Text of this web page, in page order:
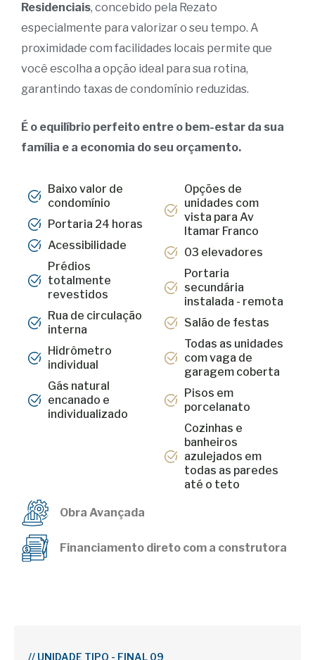
Residenciais, concebido pela Rezato
especialmente para valorizar o seu tempo. A
proximidade com facilidades locais permite que
você escolha a opção ideal para sua rotina,
garantindo taxas de condomínio reduzidas.
É o equilíbrio perfeito entre o bem-estar da sua
família e a economia do seu orçamento.
Baixo valor de
condomínio
Portaria 24 horas
Acessibilidade
Prédios
totalmente
revestidos
Rua de circulação
interna
Hidrômetro
individual
Gás natural
encanado e
individualizado
Opções de
unidades com
vista para Av
Itamar Franco
03 elevadores
Portaria
secundária
instalada - remota
Salão de festas
Todas as unidades
com vaga de
garagem coberta
Pisos em
porcelanato
Cozinhas e
banheiros
azulejados em
todas as paredes
até o teto
Obra Avançada
Financiamento direto com a construtora
// UNIDADE TIPO - FINAL 09